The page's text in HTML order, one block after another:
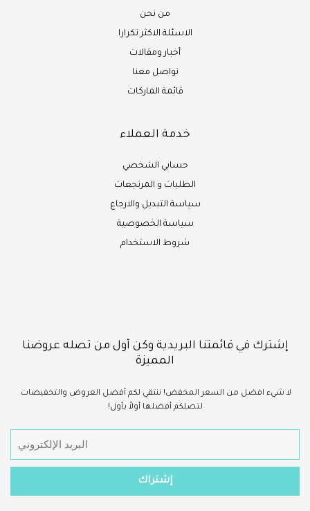
من نحن
الاسئلة الاكثر تكرارا
أخبار ومقالات
تواصل معنا
قائمة الماركات
خدمة العملاء
حسابي الشخصي
الطلبات و المرتجعات
سياسة التبديل والارجاع
سياسة الخصوصية
شروط الاستخدام
إشترك في قائمتنا البريدية وكن أول من تصله عروضنا
المميزة
لا شيء افضل من السعر المخفض! ننتقي لكم أفضل العروض والتخفيضات
لتصلكم أفضلها أولاً بأول!